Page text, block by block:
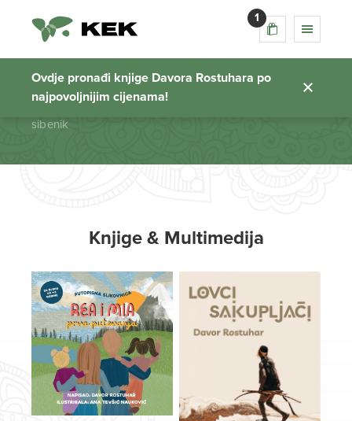
1
Ovdje pronađi knjige Davora Rostuhara po
najpovoljnijim cijenama!
sibenik
Početna stranica
sibenik
Knjige & Multimedija